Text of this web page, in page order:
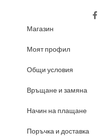
Магазин
Моят профил
Общи условия
Връщане и замяна
Начин на плащане
Поръчка и доставка